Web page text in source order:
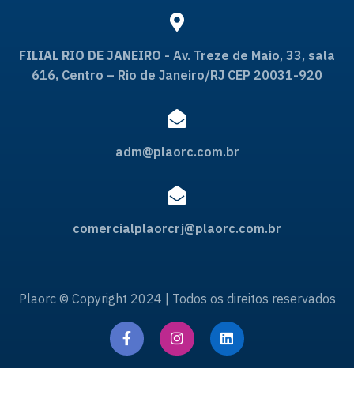
FILIAL RIO DE JANEIRO - Av. Treze de Maio, 33, sala
616, Centro – Rio de Janeiro/RJ CEP 20031-920
adm@plaorc.com.br
comercialplaorcrj@plaorc.com.br
Plaorc © Copyright 2024 | Todos os direitos reservados